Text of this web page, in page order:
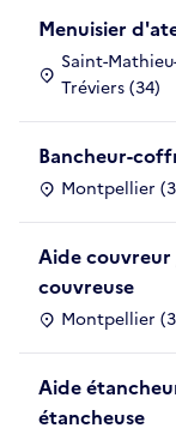
Menuisier
Saint-
Tréviers (34)
Bancheur-
Montpellier
Aide
couvreuse
Montpellier
Aide
étancheuse